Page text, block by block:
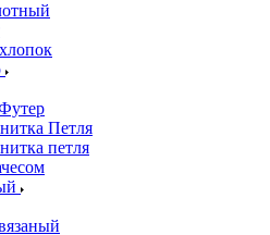
Петля
петля